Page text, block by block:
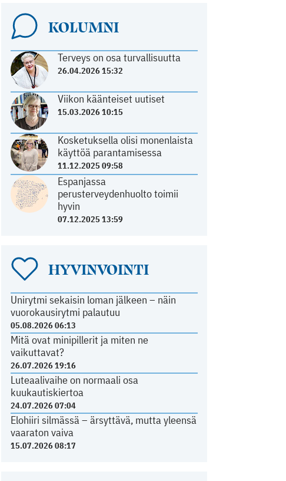
KOLUMNI
Terveys on osa turvallisuutta
26.04.2026 15:32
Viikon käänteiset uutiset
15.03.2026 10:15
Kosketuksella olisi monenlaista
käyttöä parantamisessa
11.12.2025 09:58
Espanjassa
perusterveydenhuolto toimii
hyvin
07.12.2025 13:59
HYVINVOINTI
Unirytmi sekaisin loman jälkeen – näin
vuorokausirytmi palautuu
05.08.2026 06:13
Mitä ovat minipillerit ja miten ne
vaikuttavat?
26.07.2026 19:16
Luteaalivaihe on normaali osa
kuukautiskiertoa
24.07.2026 07:04
Elohiiri silmässä – ärsyttävä, mutta yleensä
vaaraton vaiva
15.07.2026 08:17